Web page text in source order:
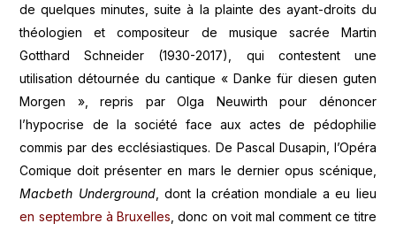
de quelques minutes, suite à la plainte des ayant-droits du
théologien et compositeur de musique sacrée Martin
Gotthard Schneider (1930-2017), qui contestent une
utilisation détournée du cantique « Danke für diesen guten
Morgen », repris par Olga Neuwirth pour dénoncer
l’hypocrise de la société face aux actes de pédophilie
commis par des ecclésiastiques. De Pascal Dusapin, l’Opéra
Comique doit présenter en mars le dernier opus scénique,
Macbeth Underground, dont la création mondiale a eu lieu
en septembre à Bruxelles , donc on voit mal comment ce titre